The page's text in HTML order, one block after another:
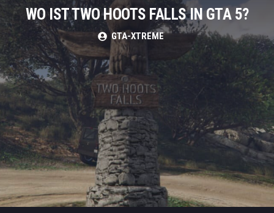
WO IST TWO HOOTS FALLS IN GTA 5?
GTA-XTREME